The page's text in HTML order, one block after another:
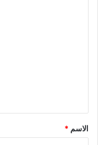
الاسم *